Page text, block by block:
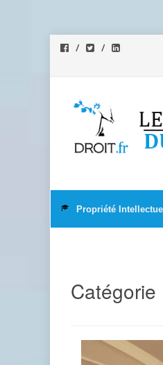
contenu
Propriété
Catégorie